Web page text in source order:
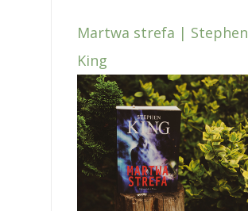
Martwa strefa | Stephen
King